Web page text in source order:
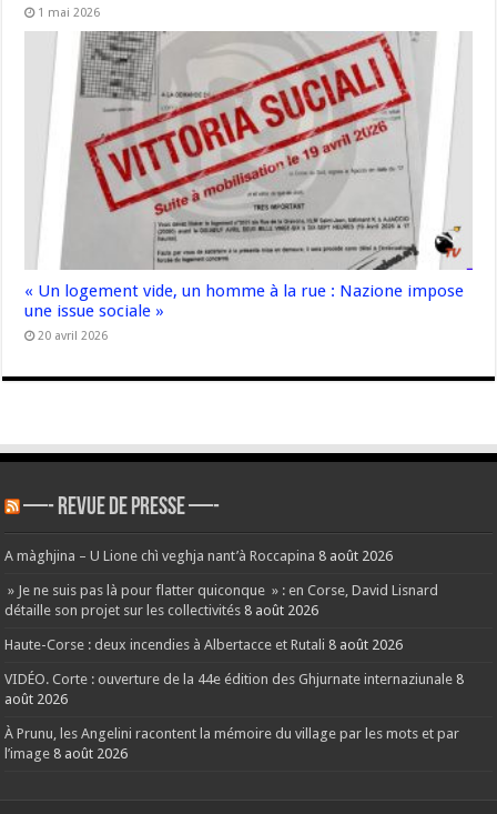
1 mai 2026
« Un logement vide, un homme à la rue : Nazione impose
une issue sociale »
20 avril 2026
—- REVUE DE PRESSE —-
A màghjina – U Lione chì veghja nant’à Roccapina 8 août 2026
» Je ne suis pas là pour flatter quiconque » : en Corse, David Lisnard
détaille son projet sur les collectivités 8 août 2026
Haute-Corse : deux incendies à Albertacce et Rutali 8 août 2026
VIDÉO. Corte : ouverture de la 44e édition des Ghjurnate internaziunale 8
août 2026
À Prunu, les Angelini racontent la mémoire du village par les mots et par
l’image 8 août 2026